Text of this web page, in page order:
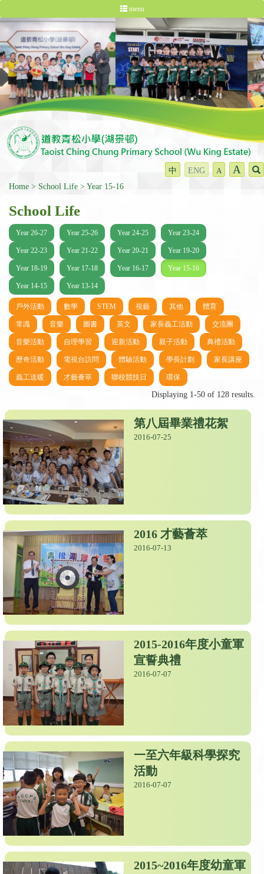
menu
中 ENG A A
Home School Life Year 15-16
School Life
Year 26-27 Year 25-26 Year 24-25 Year 23-24
Year 22-23 Year 21-22 Year 20-21 Year 19-20
Year 18-19 Year 17-18 Year 16-17 Year 15-16
Year 14-15 Year 13-14
戶外活動 數學 STEM 視藝 其他 體育
常識 音樂 圖書 英文 家長義工活動 交流團
音樂活動 自理學習 迎新活動 親子活動 典禮活動
歷奇活動 電視台訪問 體驗活動 學長計劃 家長講座
義工送暖 才藝薈萃 聯校競技日 環保
Displaying 1-50 of 128 results.
第八屆畢業禮花絮
2016-07-25
2016 才藝薈萃
2016-07-13
2015-2016年度小童軍
宣誓典禮
2016-07-07
一至六年級科學探究
活動
2016-07-07
2015~2016年度幼童軍